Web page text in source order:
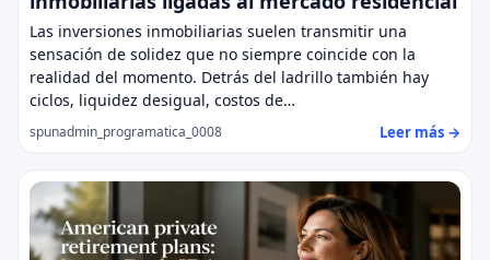
Las inversiones inmobiliarias suelen transmitir una
sensación de solidez que no siempre coincide con la
realidad del momento. Detrás del ladrillo también hay
ciclos, liquidez desigual, costos de…
spunadmin_programatica_0008 Leer más →